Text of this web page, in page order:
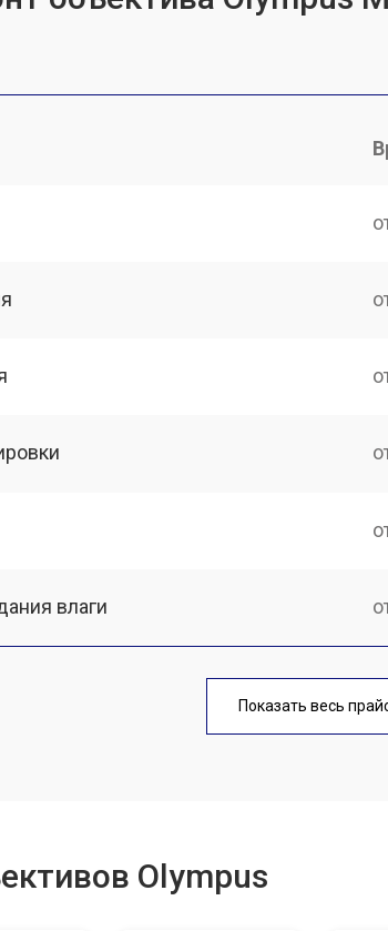
влаги
Показать весь
Olympus